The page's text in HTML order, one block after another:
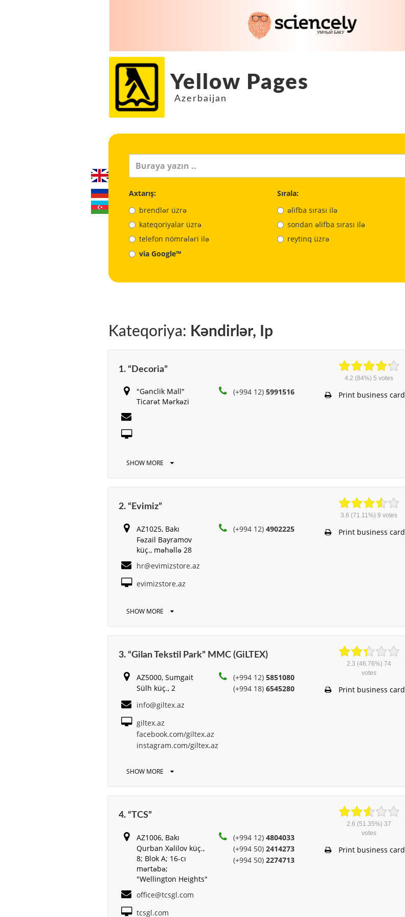
Yellow Pages
Azerbaijan
Axtarış:
brendlər üzrə
kateqoriyalar üzrə
telefon nömrələri ilə
via Google™
Sırala:
əlifba sırası ilə
sondan əlifba sırası ilə
reytinq üzrə
Kateqoriya: Kəndirlər, Ip
1. “Decoria”
"Gənclik Mall"
Ticarət Mərkəzi
(+994 12)5991516
SHOW MORE
4.2 (84%)5 votes
Print business card
2. “Evimiz”
AZ1025, Bakı
Fəzail Bayramov
küç., məhəllə 28
(+994 12)4902225
hr@evimizstore.az
evimizstore.az
SHOW MORE
3.6 (71.11%)9 votes
Print business card
3. “Gilan Tekstil Park” MMC (GiLTEX)
AZ5000, Sumgait
Sülh küç., 2
(+994 12)5851080
(+994 18)6545280
info@giltex.az
giltex.az
facebook.com/giltex.az
instagram.com/giltex.az
SHOW MORE
2.3 (46.76%)74
votes
Print business card
4. “TCS”
AZ1006, Bakı
Qurban Xəlilov küç.,
8; Blok A; 16-cı
mərtəbə;
"Wellington Heights"
(+994 12)4804033
(+994 50)2414273
(+994 50)2274713
office@tcsgl.com
tcsgl.com
2.6 (51.35%)37
votes
Print business card